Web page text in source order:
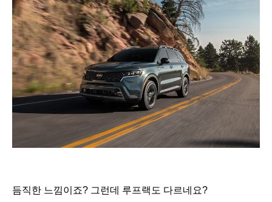
듬직한 느낌이죠? 그런데 루프랙도 다르네요?